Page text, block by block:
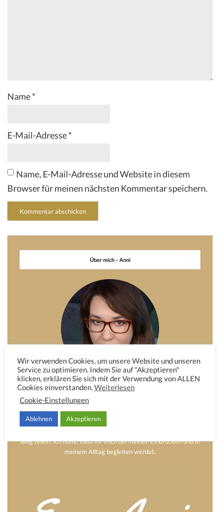
Name*
E-Mail-Adresse*
Name, E-Mail-Adresse und Website in diesem
Browser für meinen nächsten Kommentar speichern.
Über mich – Anni
Hier möchte ich Euch etwas von mir erzählen. Das Dekorieren,
die Mode und das Schreiben waren schon immer eine große
Leidenschaft von mir. Obwohl ich keinen Beruf in diesem Bereich
ausübe, nimmt es einen großen Teil meiner Freizeit und meinem
Blog teilen. Ich hoffe, dass Ihr mich bei meinen Eindrücken und in
meinem Alltag begleiten werdet.
Wir verwenden Cookies, um unsere Website und unseren
Service zu optimieren. Indem Sie auf "Akzeptieren"
klicken, erklären Sie sich mit der Verwendung von ALLEN
Cookies einverstanden.Weiterlesen
Cookie-Einstellungen
Ablehnen Akzeptieren